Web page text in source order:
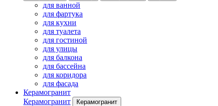
для ванной
для фартука
для кухни
для туалета
для гостиной
для улицы
для балкона
для бассейна
для коридора
для фасада
Керамогранит
Керамогранит
Керамогранит